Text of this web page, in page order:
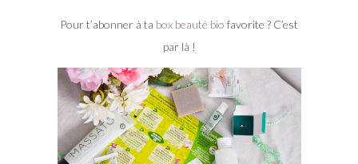
Pour t’abonner à ta box beauté bio favorite ? C’est
par là !